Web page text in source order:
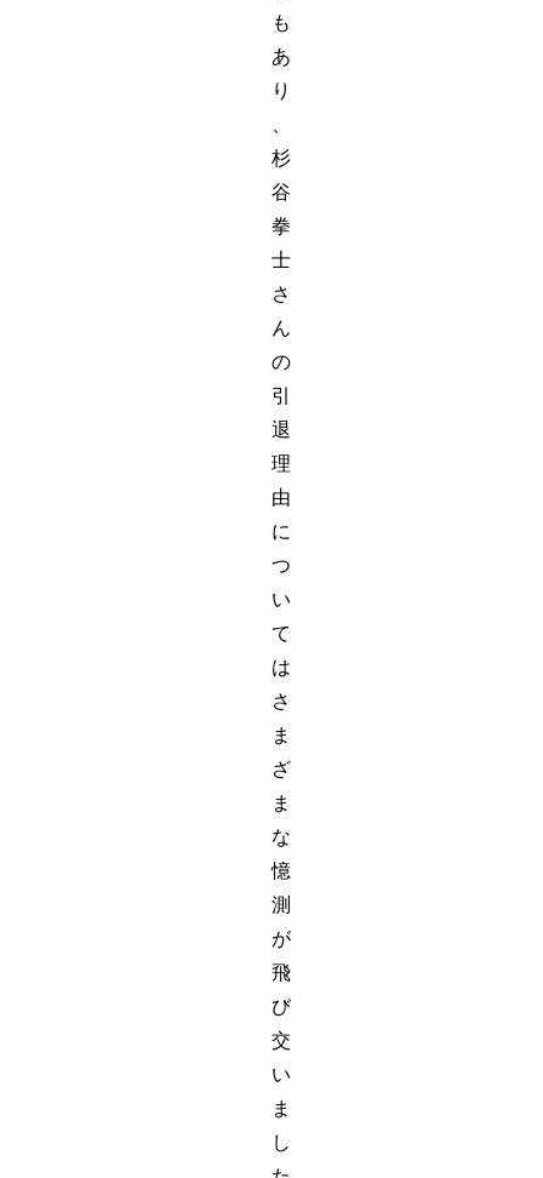
も
あ
り
杉
谷
拳
士
さ
ん
の
引
退
理
由
に
つ
い
て
は
さ
ま
ざ
ま
な
憶
測
が
飛
び
交
い
ま
し